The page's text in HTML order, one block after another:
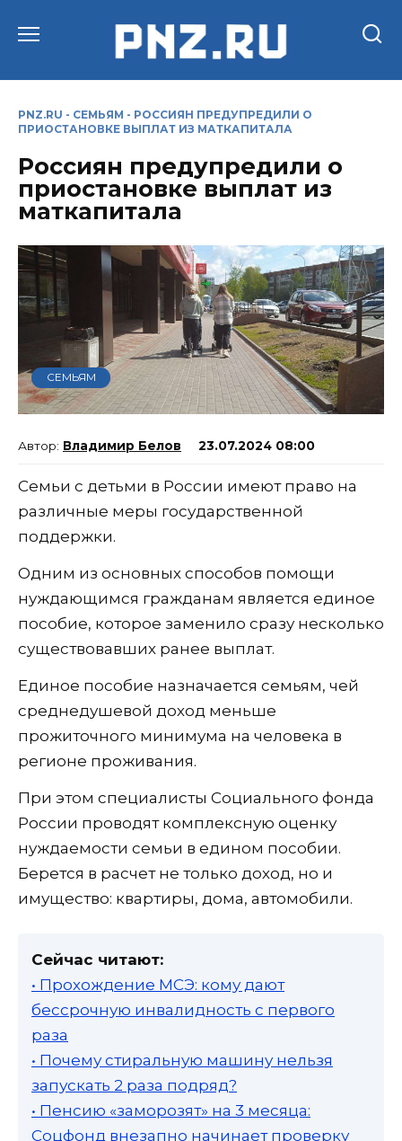
PNZ.RU - СЕМЬЯМ - РОССИЯН ПРЕДУПРЕДИЛИ О
ПРИОСТАНОВКЕ ВЫПЛАТ ИЗ МАТКАПИТАЛА
Россиян предупредили о
приостановке выплат из
маткапитала
СЕМЬЯМ
Владимир Белов 23.07.2024 08:00
Семьи с детьми в России имеют право на
различные меры государственной
поддержки.
Одним из основных способов помощи
нуждающимся гражданам является единое
пособие, которое заменило сразу несколько
существовавших ранее выплат.
Единое пособие назначается семьям, чей
среднедушевой доход меньше
прожиточного минимума на человека в
регионе проживания.
При этом специалисты Социального фонда
России проводят комплексную оценку
нуждаемости семьи в едином пособии.
Берется в расчет не только доход, но и
имущество: квартиры, дома, автомобили.
Сейчас читают:
• Прохождение МСЭ: кому дают
бессрочную инвалидность с первого
раза
• Почему стиральную машину нельзя
запускать 2 раза подряд?
• Пенсию «заморозят» на 3 месяца:
Соцфонд внезапно начинает проверку